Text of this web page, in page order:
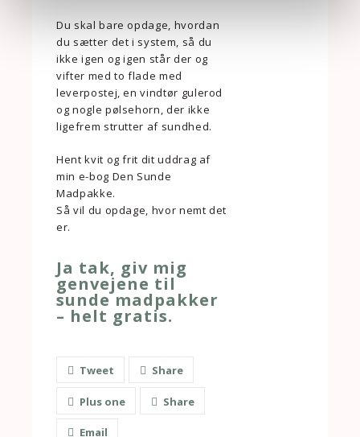
Du skal bare opdage, hvordan
du sætter det i system, så du
ikke igen og igen står der og
vifter med to flade med
leverpostej, en vindtør gulerod
og nogle pølsehorn, der ikke
ligefrem strutter af sundhed.
Hent kvit og frit dit uddrag af
min e-bog Den Sunde
Madpakke.
Så vil du opdage, hvor nemt det
er.
Ja tak, giv mig
genvejene til
sunde madpakker
– helt gratis.
Tweet Share
Plus one Share
Email